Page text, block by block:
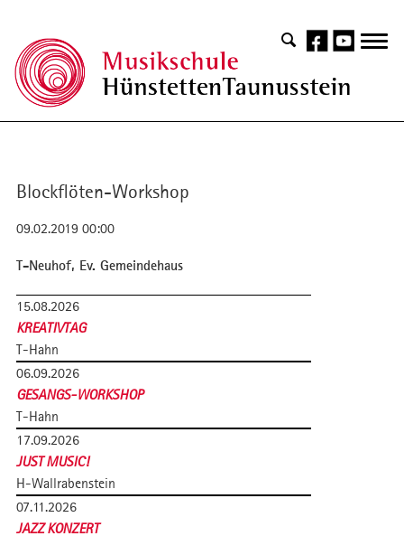
Blockflöten-Workshop
09.02.2019 00:00
T-Neuhof, Ev. Gemeindehaus
15.08.2026
KREATIVTAG
T-Hahn
06.09.2026
GESANGS-WORKSHOP
T-Hahn
17.09.2026
JUST MUSIC!
H-Wallrabenstein
07.11.2026
JAZZ KONZERT